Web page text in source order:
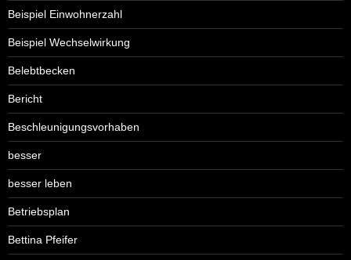
Beispiel Einwohnerzahl
Beispiel Wechselwirkung
Belebtbecken
Bericht
Beschleunigungsvorhaben
besser
besser leben
Betriebsplan
Bettina Pfeifer